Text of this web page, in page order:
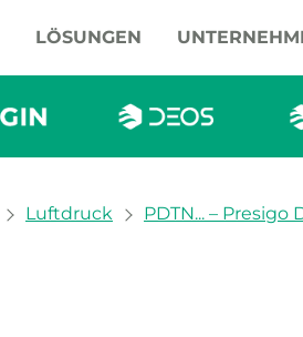
LÖSUNGEN
Luftdruck PDTN... –